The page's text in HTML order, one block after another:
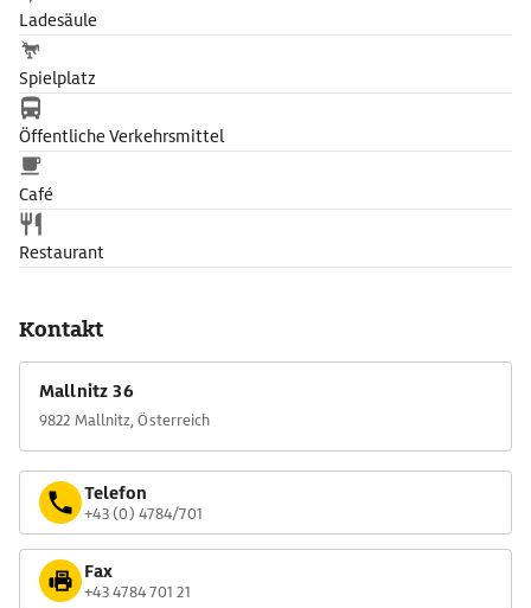
steilsten Bergflanken durchschneiden.
Ladesäule
Spielplatz
Öffentliche Verkehrsmittel
Café
Restaurant
Kontakt
Mallnitz 36
9822 Mallnitz, Österreich
Telefon
+43 (0) 4784/701
Fax
+43 4784 701 21